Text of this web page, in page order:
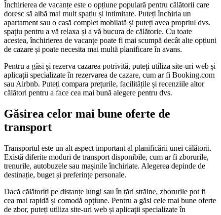
Închirierea de vacanțe este o opțiune populară pentru călătorii care
doresc să aibă mai mult spațiu și intimitate. Puteți închiria un
apartament sau o casă complet mobilată și puteți avea propriul dvs.
spațiu pentru a vă relaxa și a vă bucura de călătorie. Cu toate
acestea, închirierea de vacanțe poate fi mai scumpă decât alte opțiuni
de cazare și poate necesita mai multă planificare în avans.
Pentru a găsi și rezerva cazarea potrivită, puteți utiliza site-uri web și
aplicații specializate în rezervarea de cazare, cum ar fi Booking.com
sau Airbnb. Puteți compara prețurile, facilitățile și recenziile altor
călători pentru a face cea mai bună alegere pentru dvs.
Găsirea celor mai bune oferte de
transport
Transportul este un alt aspect important al planificării unei călătorii.
Există diferite moduri de transport disponibile, cum ar fi zborurile,
trenurile, autobuzele sau mașinile închiriate. Alegerea depinde de
destinație, buget și preferințe personale.
Dacă călătoriți pe distanțe lungi sau în țări străine, zborurile pot fi
cea mai rapidă și comodă opțiune. Pentru a găsi cele mai bune oferte
de zbor, puteți utiliza site-uri web și aplicații specializate în